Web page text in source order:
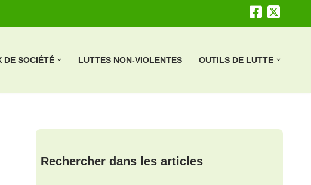
DE SOCIÉTÉ LUTTES NON-VIOLENTES OUTILS DE LUTTE
Rechercher dans les articles